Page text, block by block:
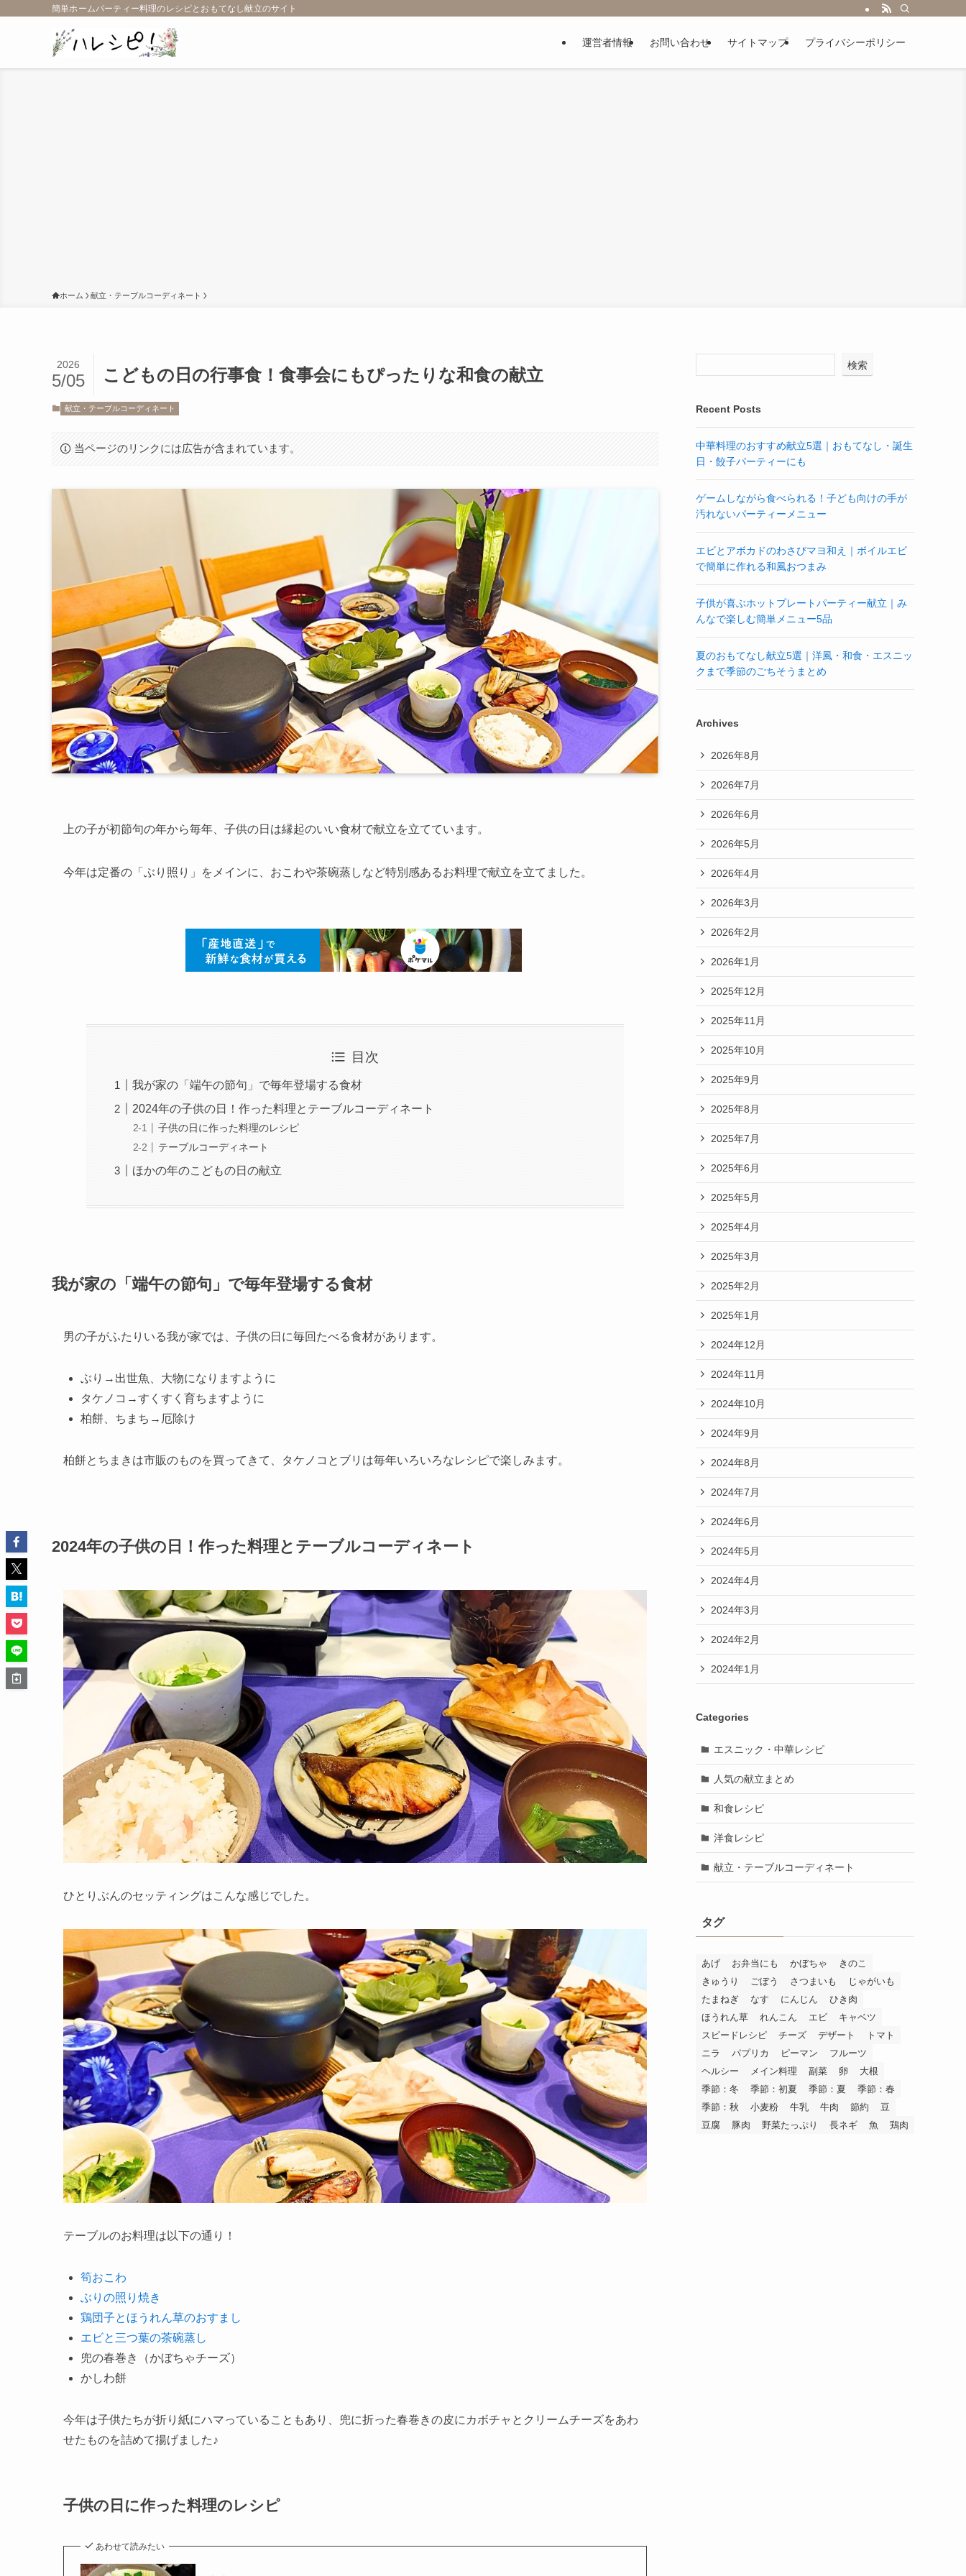
簡単ホームパーティー料理のレシピとおもてなし献立のサイト
運営者情報 お問い合わせ サイトマップ プライバシーポリシー
ホーム 献立・テーブルコーディネート
こどもの日の行事食！食事会にもぴったりな和食の献立
2026
5/05
献立・テーブルコーディネート
当ページのリンクには広告が含まれています。
上の子が初節句の年から毎年、子供の日は縁起のいい食材で献立を立てています。
今年は定番の「ぶり照り」をメインに、おこわや茶碗蒸しなど特別感あるお料理で献立を立てました。
目次
我が家の「端午の節句」で毎年登場する食材
2024年の子供の日！作った料理とテーブルコーディネート
子供の日に作った料理のレシピ
テーブルコーディネート
ほかの年のこどもの日の献立
我が家の「端午の節句」で毎年登場する食材
男の子がふたりいる我が家では、子供の日に毎回たべる食材があります。
ぶり→出世魚、大物になりますように
タケノコ→すくすく育ちますように
柏餅、ちまち→厄除け
柏餅とちまきは市販のものを買ってきて、タケノコとブリは毎年いろいろなレシピで楽しみます。
2024年の子供の日！作った料理とテーブルコーディネート
ひとりぶんのセッティングはこんな感じでした。
テーブルのお料理は以下の通り！
筍おこわ
ぶりの照り焼き
鶏団子とほうれん草のおすまし
エビと三つ葉の茶碗蒸し
兜の春巻き（かぼちゃチーズ）
かしわ餅
今年は子供たちが折り紙にハマっていることもあり、兜に折った春巻きの皮にカボチャとクリームチーズをあわ
せたものを詰めて揚げました♪
子供の日に作った料理のレシピ
あわせて読みたい
検索
Recent Posts
中華料理のおすすめ献立5選｜おもてなし・誕生
日・餃子パーティーにも
ゲームしながら食べられる！子ども向けの手が
汚れないパーティーメニュー
エビとアボカドのわさびマヨ和え｜ボイルエビ
で簡単に作れる和風おつまみ
子供が喜ぶホットプレートパーティー献立｜み
んなで楽しむ簡単メニュー5品
夏のおもてなし献立5選｜洋風・和食・エスニッ
クまで季節のごちそうまとめ
Archives
2026年8月
2026年7月
2026年6月
2026年5月
2026年4月
2026年3月
2026年2月
2026年1月
2025年12月
2025年11月
2025年10月
2025年9月
2025年8月
2025年7月
2025年6月
2025年5月
2025年4月
2025年3月
2025年2月
2025年1月
2024年12月
2024年11月
2024年10月
2024年9月
2024年8月
2024年7月
2024年6月
2024年5月
2024年4月
2024年3月
2024年2月
2024年1月
Categories
エスニック・中華レシピ
人気の献立まとめ
和食レシピ
洋食レシピ
献立・テーブルコーディネート
タグ
あげ お弁当にも かぼちゃ
きのこ
きゅうり
ごぼう さつまいも
じゃがいも
たまねぎ
なす にんじん
ひき肉
ほうれん草
れんこん エビ
キャベツ
スピードレシピ
チーズ デザート
トマト
ニラ
パプリカ ピーマン
フルーツ
ヘルシー
メイン料理 副菜 卵
大根
季節：冬
季節：初夏 季節：夏
季節：春
季節：秋
小麦粉 牛乳 牛肉 節約
豆
豆腐
豚肉 野菜たっぷり 長ネギ 魚 鶏肉